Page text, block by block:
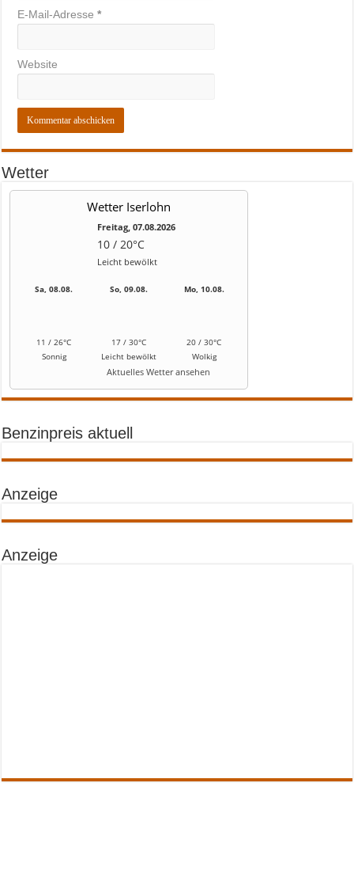
E-Mail-Adresse*
Website
Wetter
Wetter Iserlohn
Freitag, 07.08.2026
10 / 20°C
Leicht bewölkt
Sa, 08.08.
11 / 26°C
Sonnig
So, 09.08.
17 / 30°C
Leicht bewölkt
Mo, 10.08.
20 / 30°C
Wolkig
Aktuelles Wetter ansehen
Benzinpreis aktuell
Anzeige
Anzeige